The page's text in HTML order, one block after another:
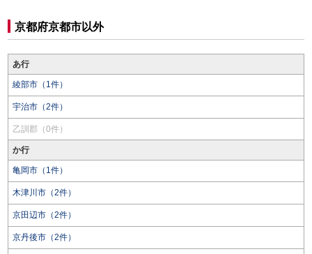
京都府京都市以外
あ行
綾部市（1件）
宇治市（2件）
乙訓郡（0件）
か行
亀岡市（1件）
木津川市（2件）
京田辺市（2件）
京丹後市（2件）